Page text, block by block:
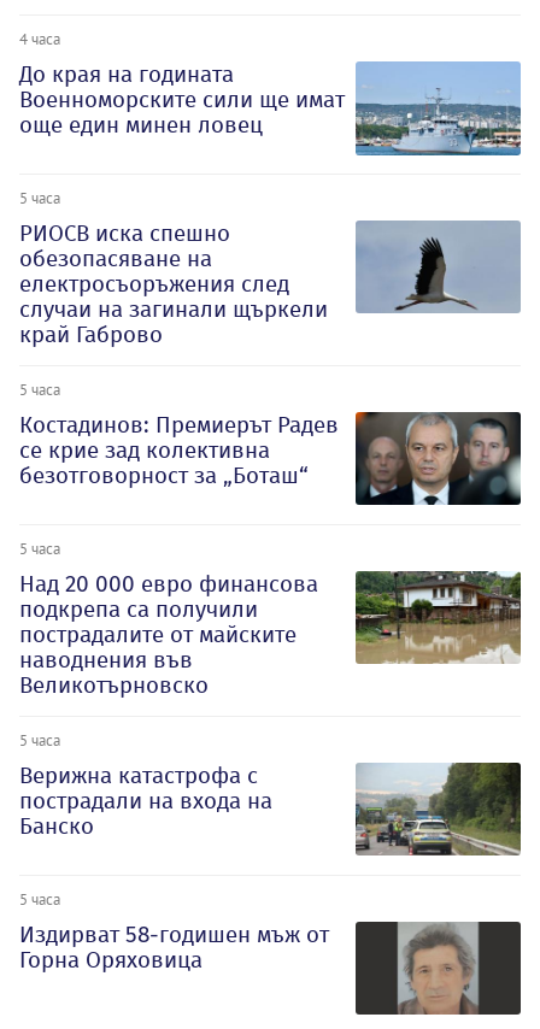
4 часа
До края на годината
Военноморските сили ще имат
още един минен ловец
5 часа
РИОСВ иска спешно
обезопасяване на
електросъоръжения след
случаи на загинали щъркели
край Габрово
5 часа
Костадинов: Премиерът Радев
се крие зад колективна
безотговорност за „Боташ“
5 часа
Над 20 000 евро финансова
подкрепа са получили
пострадалите от майските
наводнения във
Великотърновско
5 часа
Верижна катастрофа с
пострадали на входа на
Банско
5 часа
Издирват 58-годишен мъж от
Горна Оряховица